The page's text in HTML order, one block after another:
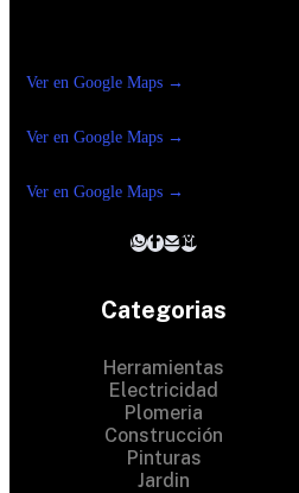
Ver en Google Maps →
Ver en Google Maps →
Ver en Google Maps →
Categorias
Herramientas
Electricidad
Plomeria
Construcción
Pinturas
Jardin